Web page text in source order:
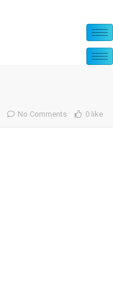
No Comments 0 like